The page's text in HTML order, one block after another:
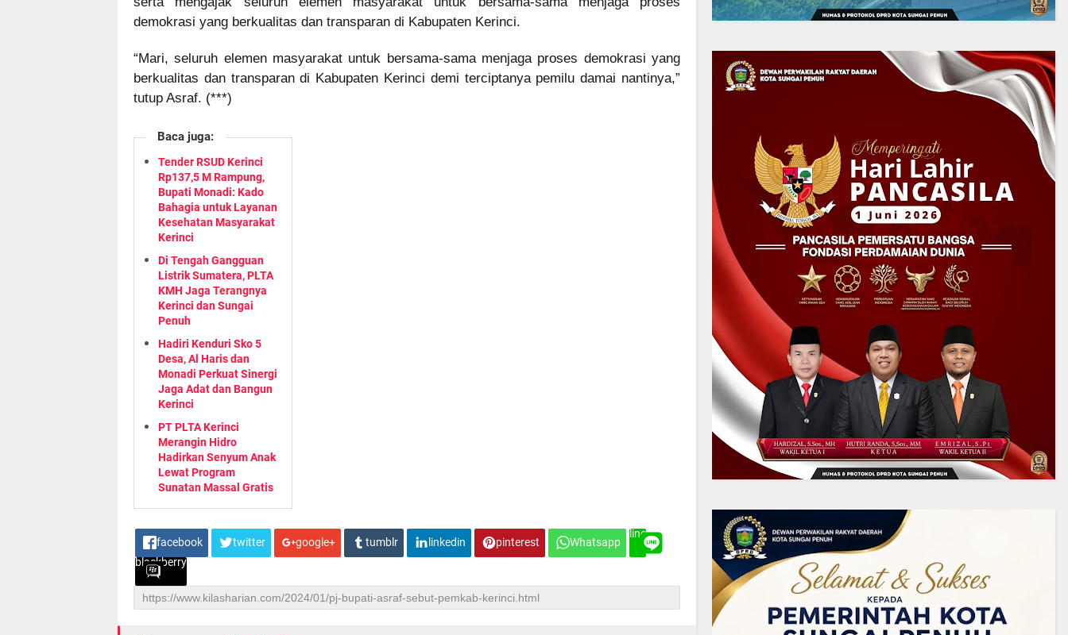
demokrasi yang berkualitas dan transparan di Kabupaten Kerinci.
“Mari, seluruh elemen masyarakat untuk bersama-sama menjaga proses demokrasi yang
berkualitas dan transparan di Kabupaten Kerinci demi terciptanya pemilu damai nantinya,”
tutup Asraf. (***)
Baca juga:
Tender RSUD Kerinci
Rp137,5 M Rampung,
Bupati Monadi: Kado
Bahagia untuk Layanan
Kesehatan Masyarakat
Kerinci
Di Tengah Gangguan
Listrik Sumatera, PLTA
KMH Jaga Terangnya
Kerinci dan Sungai
Penuh
Hadiri Kenduri Sko 5
Desa, Al Haris dan
Monadi Perkuat Sinergi
Jaga Adat dan Bangun
Kerinci
PT PLTA Kerinci
Merangin Hidro
Hadirkan Senyum Anak
Lewat Program
Sunatan Massal Gratis
facebook twitter google+ tumblr linkedin pinterest Whatsapp
line
blackberry